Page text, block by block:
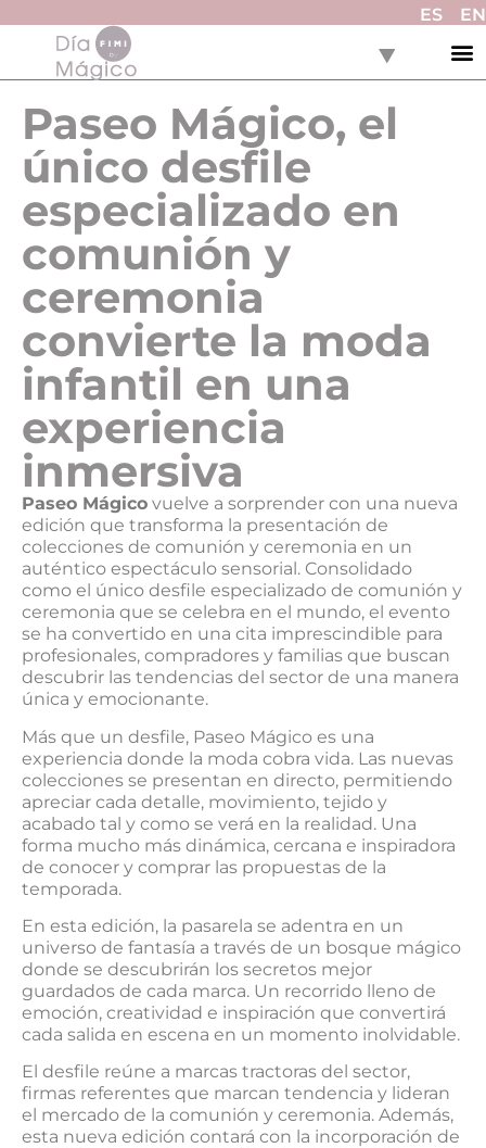
ES EN
Paseo Mágico, el
único desfile
especializado en
comunión y
ceremonia
convierte la moda
infantil en una
experiencia
inmersiva
Paseo Mágico vuelve a sorprender con una nueva
edición que transforma la presentación de
colecciones de comunión y ceremonia en un
auténtico espectáculo sensorial. Consolidado
como el único desfile especializado de comunión y
ceremonia que se celebra en el mundo, el evento
se ha convertido en una cita imprescindible para
profesionales, compradores y familias que buscan
descubrir las tendencias del sector de una manera
única y emocionante.
Más que un desfile, Paseo Mágico es una
experiencia donde la moda cobra vida. Las nuevas
colecciones se presentan en directo, permitiendo
apreciar cada detalle, movimiento, tejido y
acabado tal y como se verá en la realidad. Una
forma mucho más dinámica, cercana e inspiradora
de conocer y comprar las propuestas de la
temporada.
En esta edición, la pasarela se adentra en un
universo de fantasía a través de un bosque mágico
donde se descubrirán los secretos mejor
guardados de cada marca. Un recorrido lleno de
emoción, creatividad e inspiración que convertirá
cada salida en escena en un momento inolvidable.
El desfile reúne a marcas tractoras del sector,
firmas referentes que marcan tendencia y lideran
el mercado de la comunión y ceremonia. Además,
esta nueva edición contará con la incorporación de